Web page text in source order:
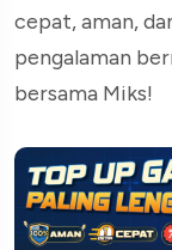
cepat, aman,
pengalaman
bersama Miks!